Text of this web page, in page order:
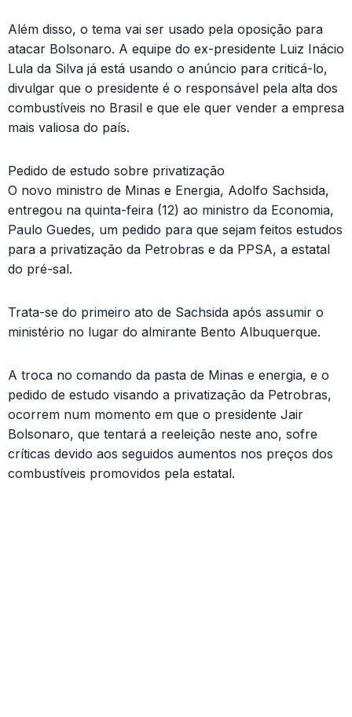
Além disso, o tema vai ser usado pela oposição para
atacar Bolsonaro. A equipe do ex-presidente Luiz Inácio
Lula da Silva já está usando o anúncio para criticá-lo,
divulgar que o presidente é o responsável pela alta dos
combustíveis no Brasil e que ele quer vender a empresa
mais valiosa do país.
Pedido de estudo sobre privatização
O novo ministro de Minas e Energia, Adolfo Sachsida,
entregou na quinta-feira (12) ao ministro da Economia,
Paulo Guedes, um pedido para que sejam feitos estudos
para a privatização da Petrobras e da PPSA, a estatal
do pré-sal.
Trata-se do primeiro ato de Sachsida após assumir o
ministério no lugar do almirante Bento Albuquerque.
A troca no comando da pasta de Minas e energia, e o
pedido de estudo visando a privatização da Petrobras,
ocorrem num momento em que o presidente Jair
Bolsonaro, que tentará a reeleição neste ano, sofre
críticas devido aos seguidos aumentos nos preços dos
combustíveis promovidos pela estatal.